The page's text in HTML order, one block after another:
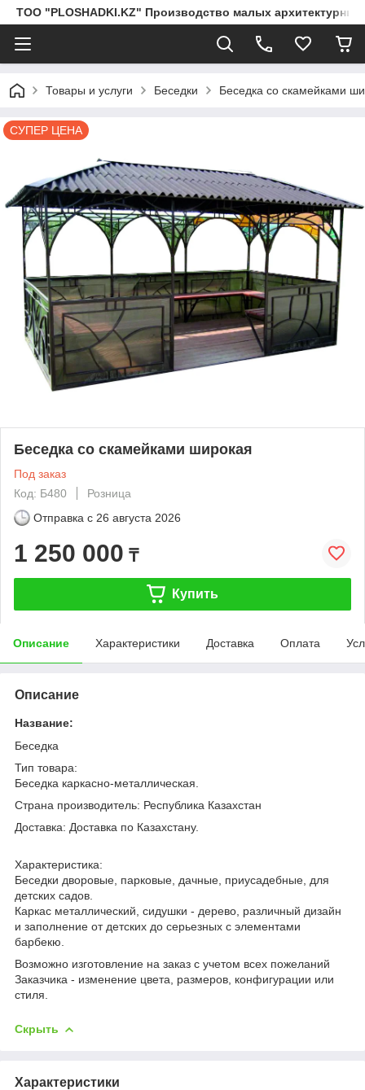
ТОО "PLOSHADKI.KZ" Производство малых
Товары и услуги Беседки Беседка со скамейками
СУПЕР ЦЕНА
Беседка со скамейками широкая
Под заказ
Код: Б480
Розница
Отправка с 26 августа 2026
1 250 000 ₸
Купить
Описание Характеристики Доставка Оплата
Описание
Название:
Беседка
Тип товара:
Беседка каркасно-металлическая.
Страна производитель: Республика Казахстан
Доставка: Доставка по Казахстану.
Характеристика:
Беседки дворовые, парковые, дачные, приусадебные, для
детских садов.
Каркас металлический, сидушки - дерево, различный дизайн
и заполнение от детских до серьезных с элементами
барбекю.
Возможно изготовление на заказ с учетом всех пожеланий
Заказчика - изменение цвета, размеров, конфигурации или
стиля.
Скрыть
Характеристики